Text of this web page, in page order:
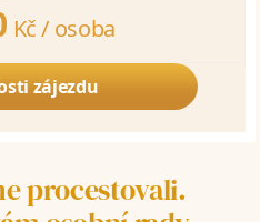
Kč / osoba
zájezdu
procestovali.